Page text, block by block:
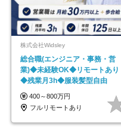
株式会社Widsley
総合職(エンジニア・事務・営
業)◆未経験OK◆リモートあり
◆残業月3h◆服装髪型自由
400～800万円
フルリモートあり